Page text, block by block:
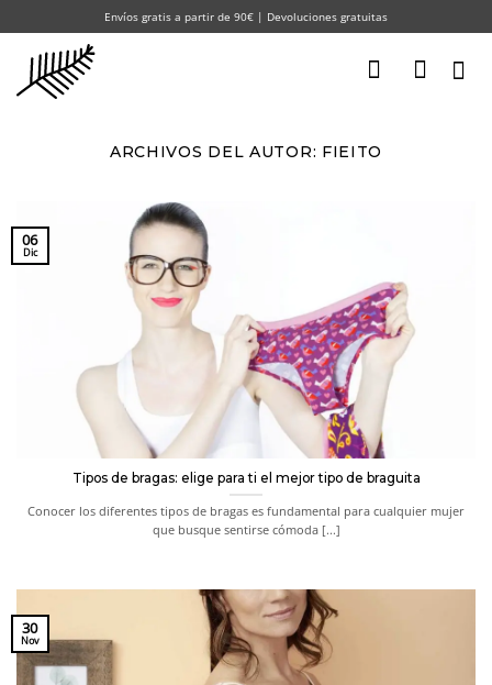
al
contenido
Envíos gratis a partir de 90€ | Devoluciones gratuitas
ARCHIVOS DEL AUTOR: FIEITO
Tipos de bragas: elige para ti el mejor tipo de braguita
Conocer los diferentes tipos de bragas es fundamental para cualquier mujer
que busque sentirse cómoda [...]
06
Dic
30
Nov